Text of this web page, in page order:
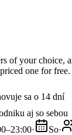
of your choice,
one for free.
sa o 14 dní
aj so sebou
· So·